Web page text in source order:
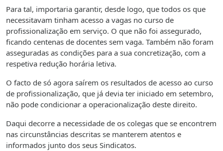
Para tal, importaria garantir, desde logo, que todos os que
necessitavam tinham acesso a vagas no curso de
profissionalização em serviço. O que não foi assegurado,
ficando centenas de docentes sem vaga. Também não foram
asseguradas as condições para a sua concretização, com a
respetiva redução horária letiva.
O facto de só agora saírem os resultados de acesso ao curso
de profissionalização, que já devia ter iniciado em setembro,
não pode condicionar a operacionalização deste direito.
Daqui decorre a necessidade de os colegas que se encontrem
nas circunstâncias descritas se manterem atentos e
informados junto dos seus Sindicatos.